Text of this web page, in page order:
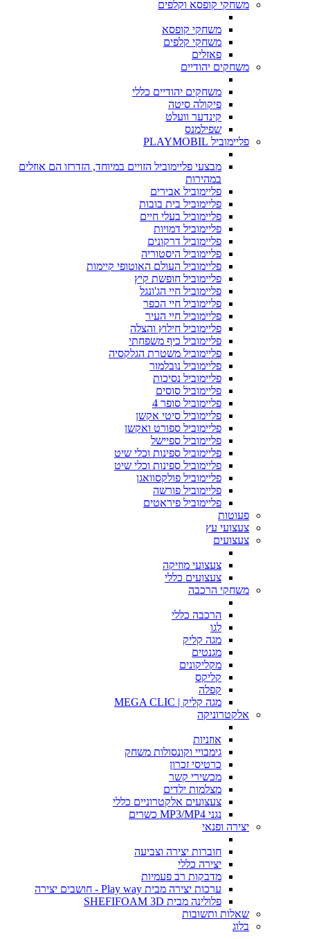
משחקי קופסא וקלפים
משחקי קופסא
משחקי קלפים
פאזלים
משחקים יהודיים
משחקים יהודיים כללי
פיקולה סיטה
קינדער וועלט
שפילמנס
פליימוביל PLAYMOBIL
מבצעי פליימוביל הזויים במיוחד, הזדרזו הם אוזלים
במהירות
פליימוביל אבירים
פליימוביל בית בובות
פליימוביל בעלי חיים
פליימוביל דמויות
פליימוביל דרקונים
פליימוביל היסטוריה
פליימוביל העולם האוטופי קיימות
פליימוביל חופשת קיץ
פליימוביל חיי הג'ונגל
פליימוביל חיי הכפר
פליימוביל חיי העיר
פליימוביל חילוץ והצלה
פליימוביל כיף משפחתי
פליימוביל משטרת הגלקסיה
פליימוביל נובלמור
פליימוביל נסיכות
פליימוביל סוסים
פליימוביל סופר 4
פליימוביל סיטי אקשן
פליימוביל ספורט ואקשן
פליימוביל ספיישל
פליימוביל ספינות וכלי שיט
פליימוביל ספינות וכלי שיט
פליימוביל פולקסוואגן
פליימוביל פורשה
פליימוביל פיראטים
פעוטות
צעצועי עץ
צעצועים
צעצועי מוזיקה
צעצועים כללי
משחקי הרכבה
הרכבה כללי
לגו
מגה קליק
מגנטים
מקליקונים
קליקס
קפלה
מגה קליק | MEGA CLIC
אלקטרוניקה
אוזניות
גימבויי וקונסולות משחק
כרטיסי זכרון
מכשירי קשר
מצלמות ילדים
צעצועים אלקטרוניים כללי
נגני MP3/MP4 כשרים
יצירה ופנאי
חוברות יצירה וצביעה
יצירה כללי
מדבקות רב פעמיות
ערכות יצירה מבית Play way - חושבים יצירה
פלולינה מבית SHEFIFOAM 3D
שאלות ותשובות
בלוג